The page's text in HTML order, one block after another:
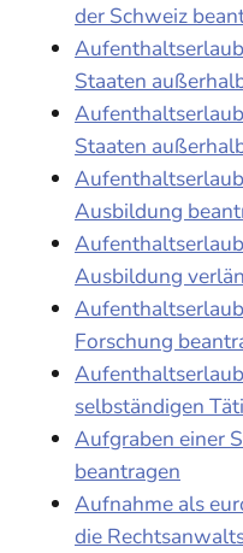
der Schweiz
Staaten
Staaten
Ausbildung
Ausbildung
Forschung
selbständigen
Aufgraben einer
beantragen
Aufnahme als
die